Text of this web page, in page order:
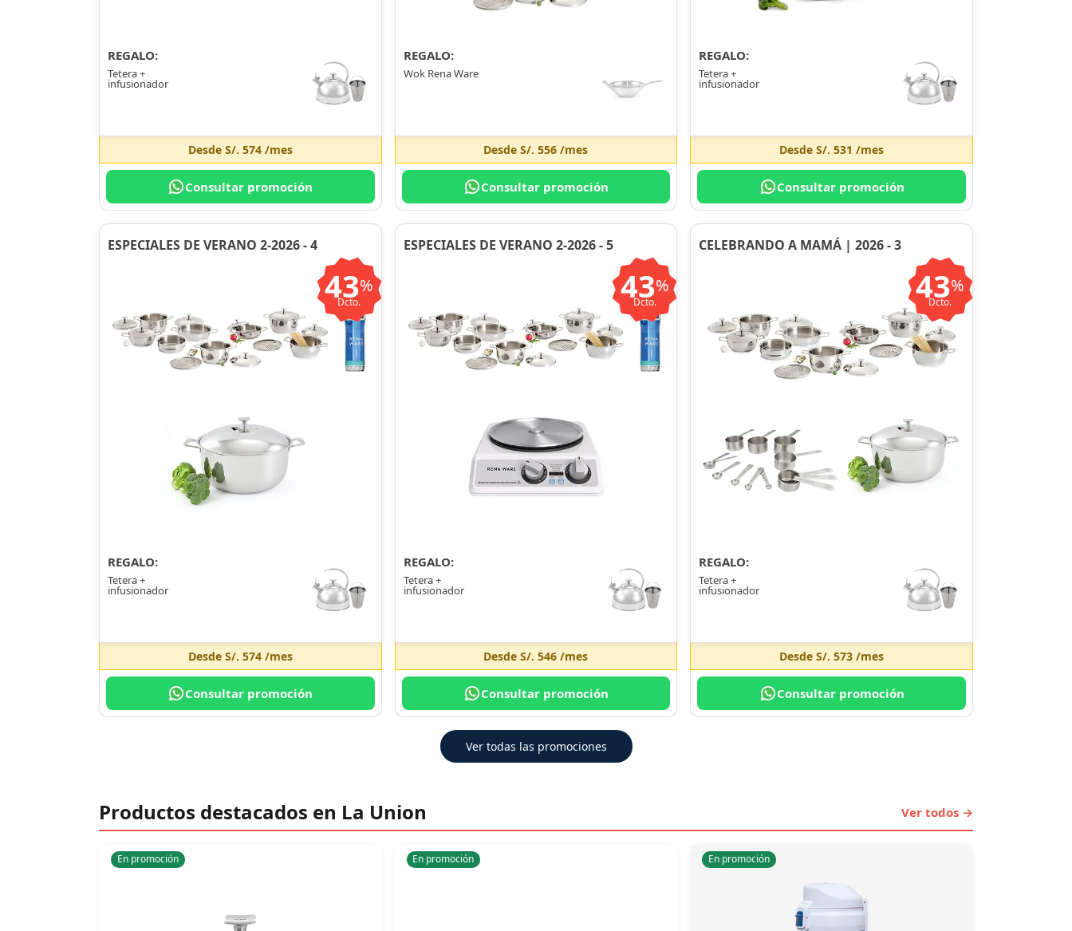
REGALO:
Tetera +
infusionador
Desde S/. 574/mes
Consultar promoción
REGALO:
Wok Rena Ware
DesdeS/. 556 /mes
Consultar promoción
REGALO:
Tetera +
infusionador
DesdeS/. 531 /mes
Consultar promoción
ESPECIALES DE VERANO 2-2026 - 4
43%
Dcto.
REGALO:
Tetera +
infusionador
Desde S/. 574/mes
Consultar promoción
ESPECIALES DE VERANO 2-2026 - 5
43%
Dcto.
REGALO:
Tetera +
infusionador
DesdeS/. 546 /mes
Consultar promoción
CELEBRANDO A MAMÁ | 2026 - 3
43%
Dcto.
REGALO:
Tetera +
infusionador
DesdeS/. 573 /mes
Consultar promoción
Ver todas las promociones
Productos destacados en La Union Ver todos →
En promoción En promoción En promoción